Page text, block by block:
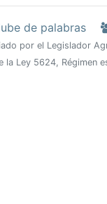
de palabras
por el Legislador
la Ley 5624,